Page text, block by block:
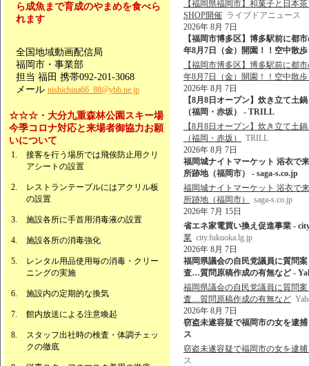
ら成魚まで育成のやまめを食べら
れます
全国地域動画配信局
福岡市・事業部
担当 福田 携帯092-201-3068
メール nishichina66_88@ybb.ne.jp
☆☆☆・大分九重森林公園スキー場
今季コロナ対応と来場者御協力お願
いについて
接客を行う場所では飛俟防止用クリ
アシートの設置
レストランテーブルにはアクリル板
の設置
施設各所に手首用消毒液の設置
施設各所の消毒強化
レンタル用品使用毎の消毒・クリー
ニングの実施
施設内の定期的な換気
館内放送による注意喚起
スタッフ出社時の検査・体調チェッ
クの徹底
【福岡県福岡市】和菓子と日本
SHOP開催 ライブドアニュース
2026年 8月 7日
【福岡市博多区】博多駅前に都
年8月7日（金）開園！！空中散
【福岡市博多区】博多駅前に都
年8月7日（金）開園！！空中散
2026年 8月 7日
【8月8日オープン】炊き立て土
（福岡・赤坂） - TRILL
【8月8日オープン】炊き立て土
（福岡・赤坂）
TRILL
2026年 8月 7日
福岡城ナイトマーケット 浴衣で
所跡地（福岡市） - saga-s.co.jp
福岡城ナイトマーケット 浴衣で
所跡地（福岡市）
saga-s.co.jp
2026年 7月 15日
省エネ家電買い換え促進事業 -
業 city.fukuoka.lg.jp
2026年 8月 7日
福岡県議会の自民党議員に質問
査…質問原稿作成の有無など -
福岡県議会の自民党議員に質問
査…質問原稿作成の有無など
2026年 8月 7日
窃盗未遂容疑で福岡市の女を逮
ス
窃盗未遂容疑で福岡市の女を逮
ス